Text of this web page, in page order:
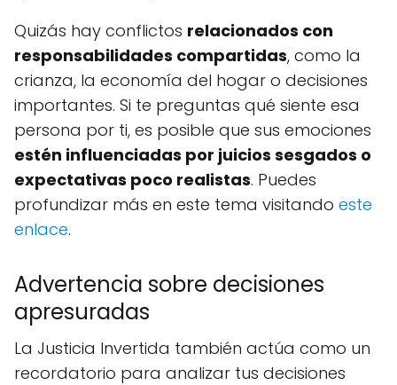
Quizás hay conflictos relacionados con
responsabilidades compartidas, como la
crianza, la economía del hogar o decisiones
importantes. Si te preguntas qué siente esa
persona por ti, es posible que sus emociones
estén influenciadas por juicios sesgados o
expectativas poco realistas. Puedes
profundizar más en este tema visitando este
enlace.
Advertencia sobre decisiones
apresuradas
La Justicia Invertida también actúa como un
recordatorio para analizar tus decisiones